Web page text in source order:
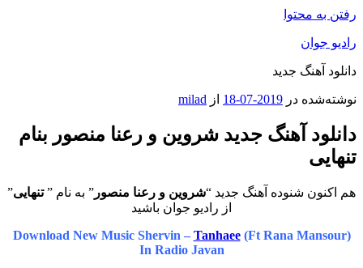
رفتن به محتوا
رادیو جوان
دانلود آهنگ جدید
نوشته‌شده در 2019-07-18 از milad
دانلود آهنگ جدید شروین و رعنا منصور بنام
تنهایی
هم اکنون شنوده آهنگ جدید “شروین و رعنا منصور ” به نام ”تنهایی”
از رادیو جوان باشید
Download New Music Shervin – Tanhaee(Ft Rana Mansour)
In Radio Javan